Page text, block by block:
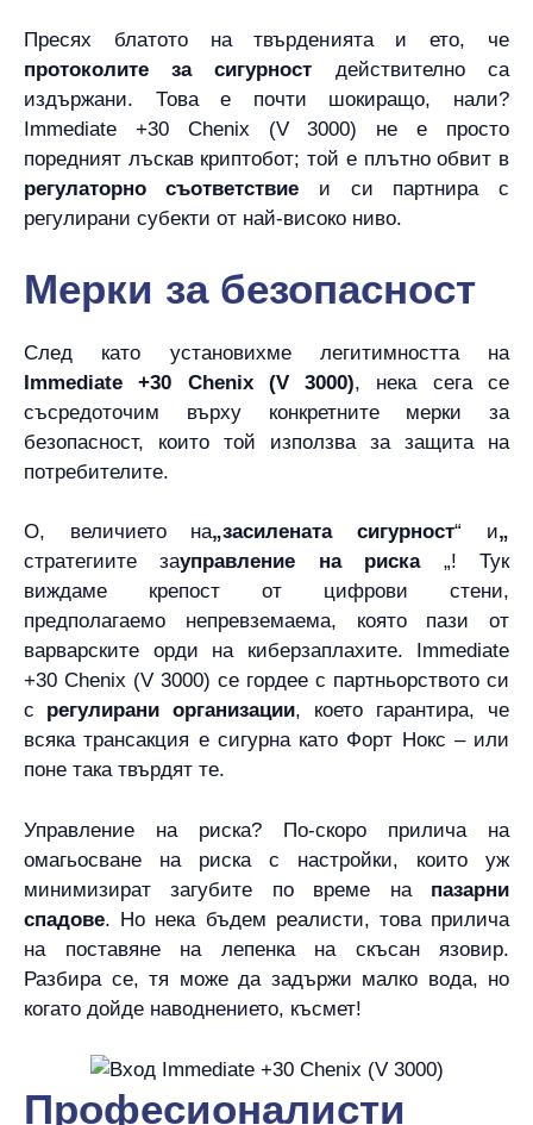
Пресях блатото на твърденията и ето, че
протоколите за сигурност действително са
издържани. Това е почти шокиращо, нали?
Immediate +30 Chenix (V 3000) не е просто
поредният лъскав криптобот; той е плътно обвит в
регулаторно съответствие и си партнира с
регулирани субекти от най-високо ниво.
Мерки за безопасност
След като установихме легитимността на
Immediate +30 Chenix (V 3000), нека сега се
съсредоточим върху конкретните мерки за
безопасност, които той използва за защита на
потребителите.
О, величието на„засилената сигурност“ и„
стратегиите зауправление на риска„! Тук
виждаме крепост от цифрови стени,
предполагаемо непревземаема, която пази от
варварските орди на киберзаплахите. Immediate
+30 Chenix (V 3000) се гордее с партньорството си
с регулирани организации, което гарантира, че
всяка трансакция е сигурна като Форт Нокс – или
поне така твърдят те.
Управление на риска? По-скоро прилича на
омагьосване на риска с настройки, които уж
минимизират загубите по време на пазарни
спадове. Но нека бъдем реалисти, това прилича
на поставяне на лепенка на скъсан язовир.
Разбира се, тя може да задържи малко вода, но
когато дойде наводнението, късмет!
Професионалисти